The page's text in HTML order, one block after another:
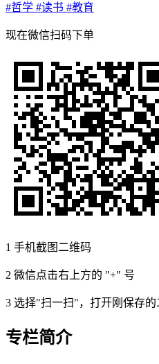
#哲学 #读书 #教育
现在微信扫码下单
1 手机截图二维码
2 微信点击右上方的 "+" 号
3 选择"扫一扫"，打开刚保存的
专栏简介